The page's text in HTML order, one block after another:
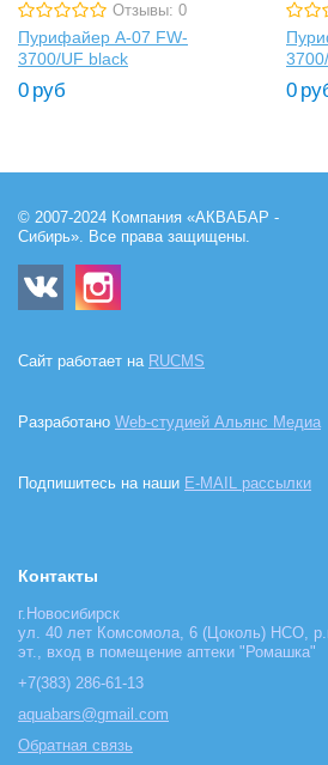
Отзывы: 0
Пурифайер A-07 FW-
3700/UF black
0 руб 0
© 2007-2024 Компания «АКВАБАР -
Сибирь». Все права защищены.
Сайт работает на RUCMS
Разработано Web-студией Альянс Медиа
Подпишитесь на наши E-MAIL рассылки
Контакты
г.Новосибирск
ул. 40 лет Комсомола, 6 (Цоколь) НСО,
эт., вход в помещение аптеки "Ромашка"
+7(383) 286-61-13
aquabars@gmail.com
Обратная связь